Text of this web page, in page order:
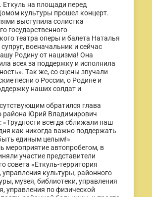
Еткуль на площади перед
культуры прошел концерт.
выступила солистка
государственного
театра оперы и балета Наталья
военачальник и сейчас
Родину от нацизма! Она
всех за поддержку и исполнила
Так же, со сцены звучали
песни о России, о Родине и
наших солдат и
обратился глава
района Юрий Владимирович
«Трудности всегда сближали наш
как никогда важно поддержать
единым целым!»
мероприятие автопробегом, в
участие представители
совета «Еткуль-территория
управления культуры, районного
музея, библиотеки, управления
управления по физической